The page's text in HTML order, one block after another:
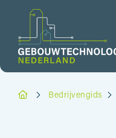
Bedrijvengids